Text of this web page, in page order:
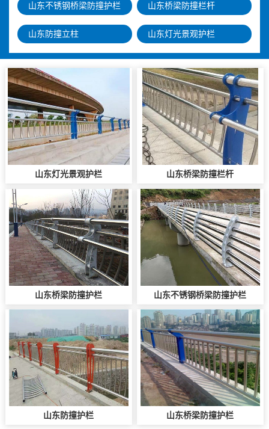
山东不锈钢桥梁防撞护栏 山东桥梁防撞栏杆
山东防撞立柱 山东灯光景观护栏
山东灯光景观护栏 山东桥梁防撞栏杆
山东桥梁防撞护栏 山东不锈钢桥梁防撞护栏
山东防撞护栏 山东桥梁防撞护栏